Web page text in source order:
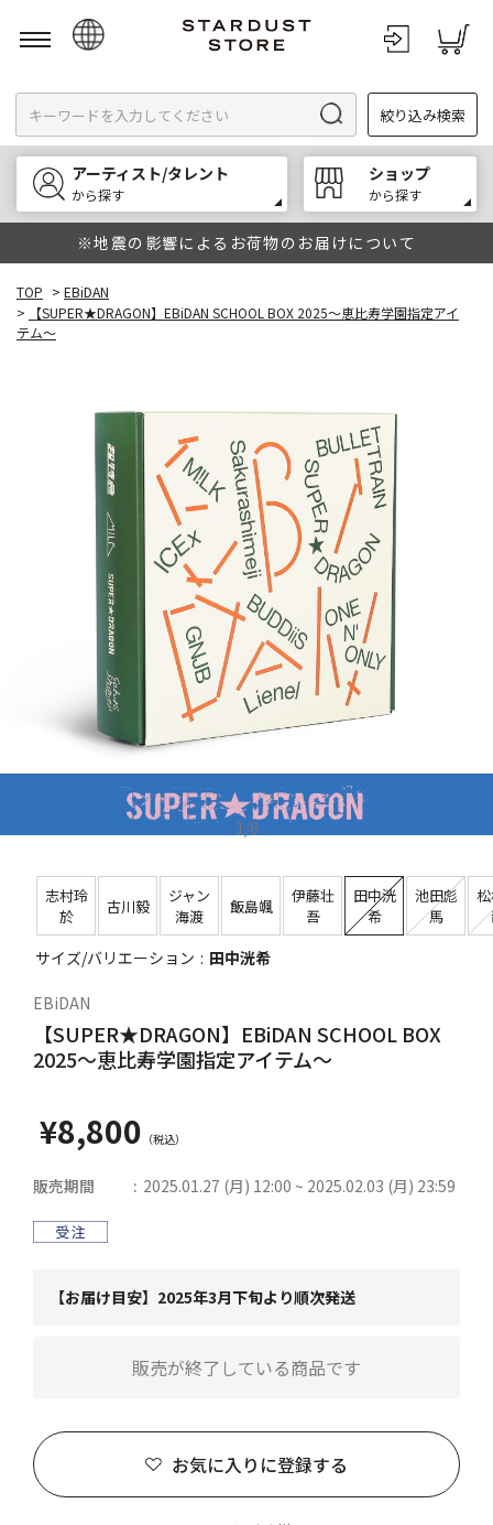
English
한국어
中文
絞り込み検索
アーティスト/タレント
から探す
ショップ
から探す
※地震の影響によるお荷物のお届けについて
TOP > EBiDAN
>
【SUPER★DRAGON】EBiDAN SCHOOL BOX 2025～恵比寿学園指定アイ
テム～
1/8
志村玲
於
古川毅
ジャン
海渡
飯島颯
伊藤壮
吾
田中洸
希
池田彪
馬
サイズ/バリエーション 田中洸希
EBiDAN
【SUPER★DRAGON】EBiDAN SCHOOL BOX
2025～恵比寿学園指定アイテム～
¥8,800
販売期間 2025.01.27 (月) 12:00 ~ 2025.02.03 (月) 23:59
【お届け目安】2025年3月下旬より順次発送
お気に入りに登録する
販売が終了している商品です